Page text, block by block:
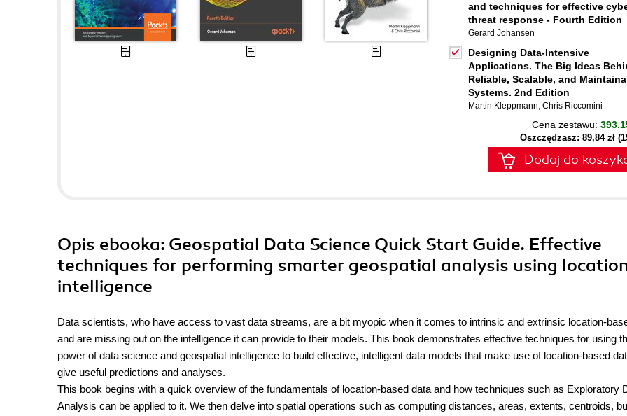
and techniques for effective
threat response - Fourth Edition
Gerard Johansen
Designing Data-Intensive
Applications. The Big Ideas
Reliable, Scalable, and
Systems. 2nd Edition
Martin Kleppmann, Chris Riccomini
Cena zestawu:
Oszczędzasz: 89,84 zł
Dodaj do
Opis ebooka: Geospatial Data Science Quick Start Guide. Effective
techniques for performing smarter geospatial analysis using
intelligence
Data scientists, who have access to vast data streams, are a bit myopic when it comes to intrinsic and extrinsic location-
and are missing out on the intelligence it can provide to their models. This book demonstrates effective techniques for using
power of data science and geospatial intelligence to build effective, intelligent data models that make use of location-based
give useful predictions and analyses.
This book begins with a quick overview of the fundamentals of location-based data and how techniques such as Exploratory
Analysis can be applied to it. We then delve into spatial operations such as computing distances, areas, extents, centroids,